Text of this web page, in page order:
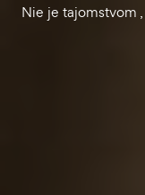
Nie je tajomstvom